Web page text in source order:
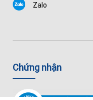
Zalo
Chứng nhận